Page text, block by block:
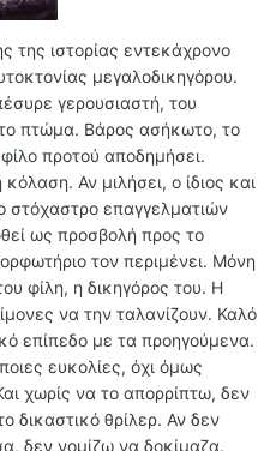
της ιστορίας εντεκάχρονο
μεγαλοδικηγόρου.
γερουσιαστή, του
πτώμα. Βάρος ασήκωτο, το
προτού αποδημήσει.
Αν μιλήσει, ο ίδιος και
στόχαστρο επαγγελματιών
ως προσβολή προς το
τον περιμένει. Μόνη
φίλη, η δικηγόρος του. Η
να την ταλανίζουν. Καλό
επίπεδο με τα προηγούμενα.
ευκολίες, όχι όμως
χωρίς να το απορρίπτω, δεν
δικαστικό θρίλερ. Αν δεν
δεν νομίζω να δοκίμαζα.